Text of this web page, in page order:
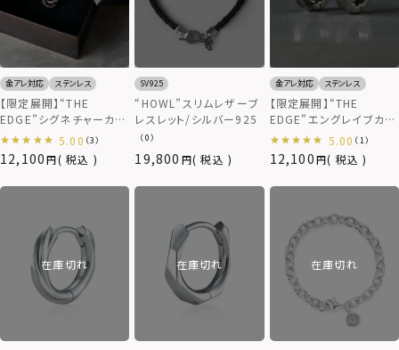
金アレ対応 ステンレス
【限定展開】“THE
EDGE”シグネチャーカッ
ティングダブルリングネッ
クレス/スペシャルパッケ
ージ/サージカルステンレ
ス（金属アレルギー対応）
5.00 （3）
12,100 税込
SV925
“HOWL”スリムレザーブ
レスレット/シルバー925
（0）
19,800 税込
金アレ対応 ステンレス
【限定展開】“THE
EDGE”エングレイブカッ
ティングフープピアス（2
点セット）/スペシャルパッ
ケージ/サージカルステン
レス（金属アレルギー対
5.00 （1）
12,100 税込
在庫切れ 在庫切れ 在庫切れ